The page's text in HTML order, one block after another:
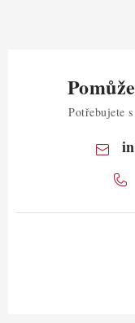
Potřebujete